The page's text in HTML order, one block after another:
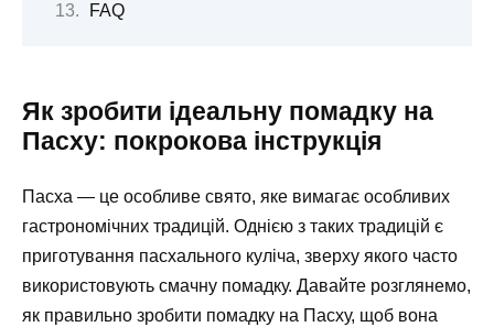
FAQ
Як зробити ідеальну помадку на
Пасху: покрокова інструкція
Пасха — це особливе свято, яке вимагає особливих
гастрономічних традицій. Однією з таких традицій є
приготування пасхального куліча, зверху якого часто
використовують смачну помадку. Давайте розглянемо,
як правильно зробити помадку на Пасху, щоб вона